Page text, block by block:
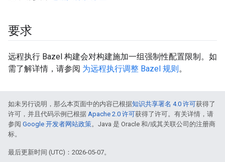
要求
远程执行 Bazel 构建会对构建施加一组强制性配置限制。如
需了解详情，请参阅 为远程执行调整 Bazel 规则。
如未另行说明，那么本页面中的内容已根据知识共享署名 4.0 许可获得了
许可，并且代码示例已根据 Apache 2.0 许可获得了许可。有关详情，请
参阅 Google 开发者网站政策。Java 是 Oracle 和/或其关联公司的注册商
标。
最后更新时间 (UTC)：2026-05-07。